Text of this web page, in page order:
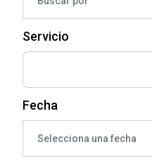
Servicio
Fecha